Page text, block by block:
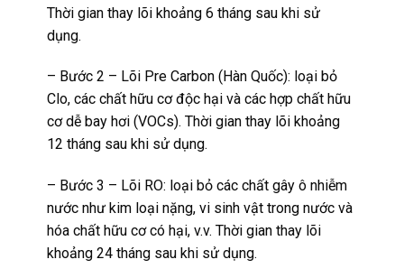
Thời gian thay lõi khoảng 6 tháng sau khi sử
dụng.
– Bước 2 – Lõi Pre Carbon (Hàn Quốc): loại bỏ
Clo, các chất hữu cơ độc hại và các hợp chất hữu
cơ dễ bay hơi (VOCs). Thời gian thay lõi khoảng
12 tháng sau khi sử dụng.
– Bước 3 – Lõi RO: loại bỏ các chất gây ô nhiễm
nước như kim loại nặng, vi sinh vật trong nước và
hóa chất hữu cơ có hại, v.v. Thời gian thay lõi
khoảng 24 tháng sau khi sử dụng.